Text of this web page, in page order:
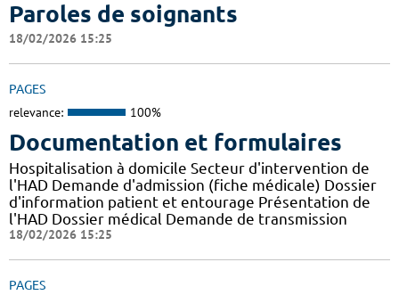
Paroles de soignants
18/02/2026 15:25
PAGES
relevance: 100%
Documentation et formulaires
Hospitalisation à domicile Secteur d'intervention de
l'HAD Demande d'admission (fiche médicale) Dossier
d'information patient et entourage Présentation de
l'HAD Dossier médical Demande de transmission
18/02/2026 15:25
PAGES